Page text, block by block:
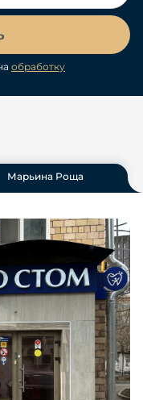
обработку
Марьина Роща